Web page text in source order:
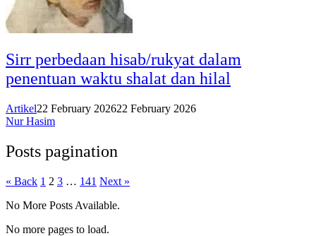
Sirr perbedaan hisab/rukyat dalam
penentuan waktu shalat dan hilal
Artikel22 February 202622 February 2026
Nur Hasim
Posts pagination
« Back 1 2 3 … 141 Next »
No More Posts Available.
No more pages to load.